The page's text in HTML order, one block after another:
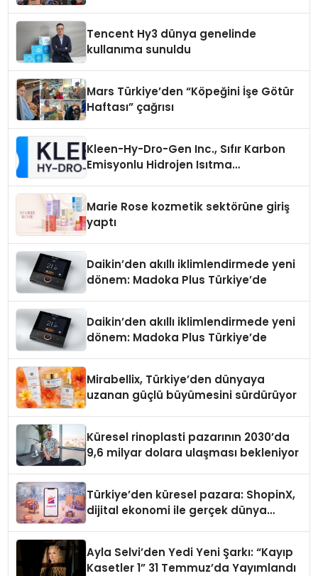
Tencent Hy3 dünya genelinde
kullanıma sunuldu
Mars Türkiye’den “Köpeğini İşe Götür
Haftası” çağrısı
Kleen-Hy-Dro-Gen Inc., Sıfır Karbon
Emisyonlu Hidrojen Isıtma
Marie Rose kozmetik sektörüne giriş
yaptı
Daikin’den akıllı iklimlendirmede yeni
dönem: Madoka Plus Türkiye’de
Daikin’den akıllı iklimlendirmede yeni
dönem: Madoka Plus Türkiye’de
Mirabellix, Türkiye’den dünyaya
uzanan güçlü büyümesini sürdürüyor
Küresel rinoplasti pazarının 2030’da
9,6 milyar dolara ulaşması bekleniyor
Türkiye’den küresel pazara: ShopinX,
dijital ekonomi ile gerçek dünya
Ayla Selvi’den Yedi Yeni Şarkı: “Kayıp
Kasetler 1” 31 Temmuz’da Yayımlandı